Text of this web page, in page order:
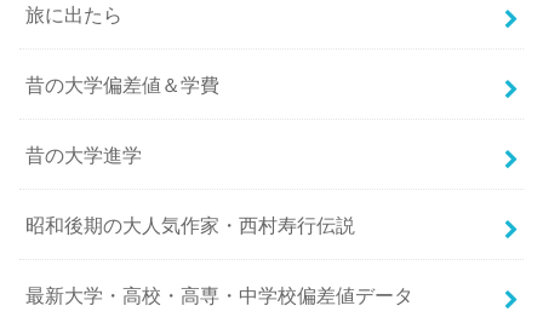
旅に出たら
昔の大学偏差値＆学費
昔の大学進学
昭和後期の大人気作家・西村寿行伝説
最新大学・高校・高専・中学校偏差値データ